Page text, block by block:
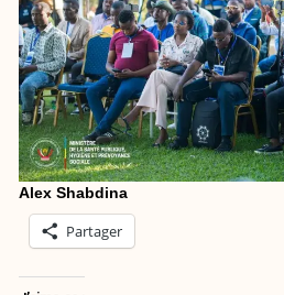
Alex Shabdina
Partager